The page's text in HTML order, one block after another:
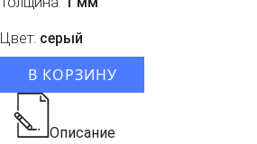
Цвет: серый
В КОРЗИНУ
Описание